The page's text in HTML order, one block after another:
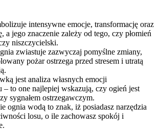
intensywne emocje, transformację oraz
a jego znaczenie zależy od tego, czy płomień
niszczycielski.
zwiastuje zazwyczaj pomyślne zmiany,
pożar ostrzega przed stresem i utratą
jest analiza własnych emocji
– to one najlepiej wskazują, czy ogień jest
sygnałem ostrzegawczym.
ognia wodą to znak, iż posiadasz narzędzia
losu, o ile zachowasz spokój i